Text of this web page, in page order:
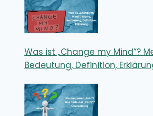
Was ist „Change my Mind“?
Bedeutung, Definition,